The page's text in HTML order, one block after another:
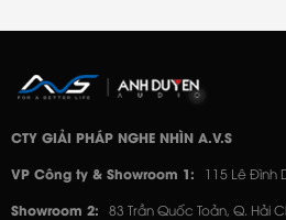
CTY GIẢI PHÁP NGHE NHÌN A.V.S
VP Công ty & Showroom 1: 115 Lê Đình
Showroom 2: 83 Trần Quốc Toản, Q. Hải